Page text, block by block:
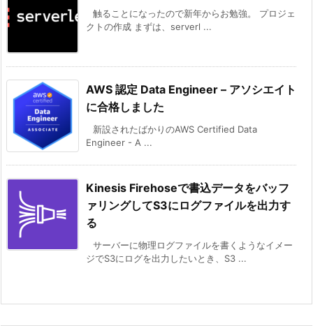
触ることになったので新年からお勉強。 プロジェ
クトの作成 まずは、serverl ...
AWS 認定 Data Engineer – アソシエイト
に合格しました
新設されたばかりのAWS Certified Data
Engineer - A ...
Kinesis Firehoseで書込データをバッフ
ァリングしてS3にログファイルを出力す
る
サーバーに物理ログファイルを書くようなイメー
ジでS3にログを出力したいとき、S3 ...